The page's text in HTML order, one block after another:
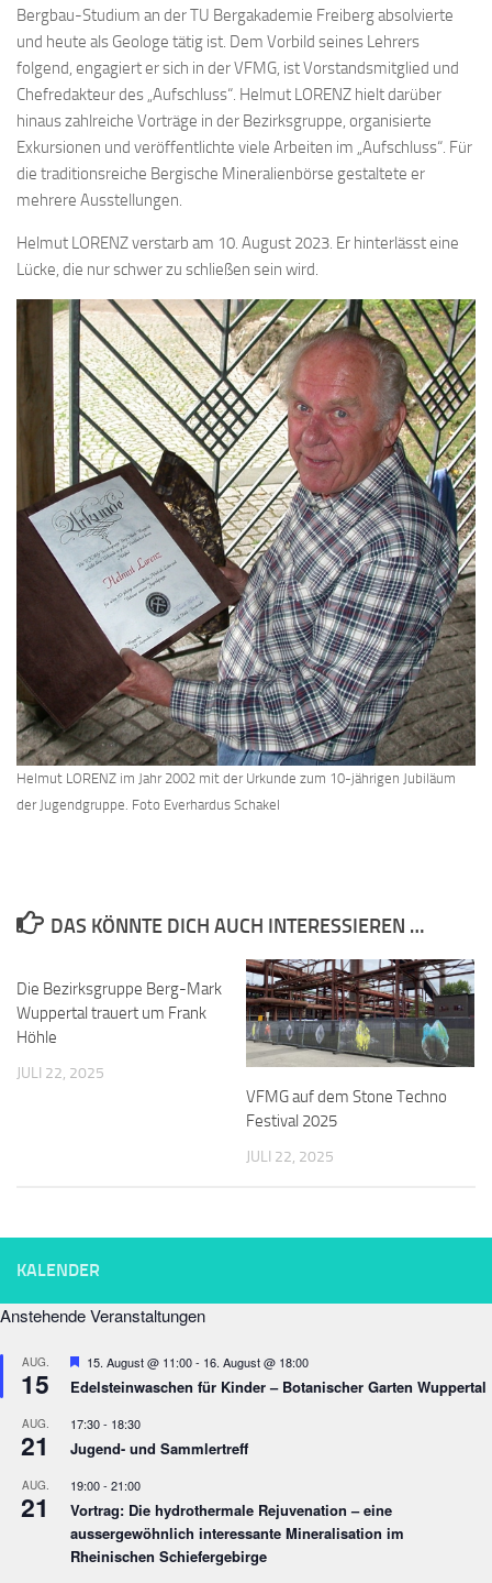
Bergbau-Studium an der TU Bergakademie Freiberg absolvierte
und heute als Geologe tätig ist. Dem Vorbild seines Lehrers
folgend, engagiert er sich in der VFMG, ist Vorstandsmitglied und
Chefredakteur des „Aufschluss“. Helmut LORENZ hielt darüber
hinaus zahlreiche Vorträge in der Bezirksgruppe, organisierte
Exkursionen und veröffentlichte viele Arbeiten im „Aufschluss“. Für
die traditionsreiche Bergische Mineralienbörse gestaltete er
mehrere Ausstellungen.
Helmut LORENZ verstarb am 10. August 2023. Er hinterlässt eine
Lücke, die nur schwer zu schließen sein wird.
Helmut LORENZ im Jahr 2002 mit der Urkunde zum 10-jährigen Jubiläum
der Jugendgruppe. Foto Everhardus Schakel
DAS KÖNNTE DICH AUCH INTERESSIEREN …
Die Bezirksgruppe Berg-Mark
Wuppertal trauert um Frank
Höhle
JULI 22, 2025
VFMG auf dem Stone Techno
Festival 2025
JULI 22, 2025
KALENDER
Anstehende Veranstaltungen
AUG.
15
Empfohlen
15. August @ 11:00- 16. August @ 18:00
Edelsteinwaschen für Kinder – Botanischer Garten Wuppertal
AUG.
21
17:30- 18:30
Jugend- und Sammlertreff
AUG.
21
19:00- 21:00
Vortrag: Die hydrothermale Rejuvenation – eine
aussergewöhnlich interessante Mineralisation im
Rheinischen Schiefergebirge